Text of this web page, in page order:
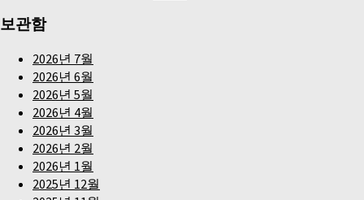
보관함
2026년 7월
2026년 6월
2026년 5월
2026년 4월
2026년 3월
2026년 2월
2026년 1월
2025년 12월